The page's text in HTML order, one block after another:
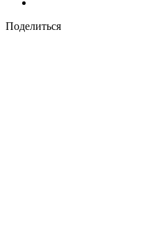
Поделиться